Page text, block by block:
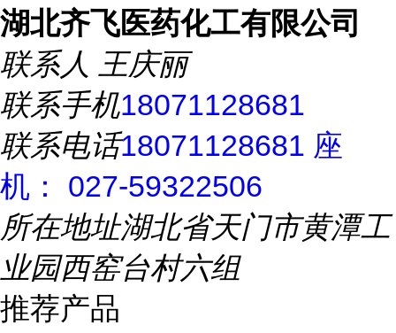
湖北齐飞医药化工有限公司
联系人 王庆丽
联系手机18071128681
联系电话18071128681 座
机： 027-59322506
所在地址湖北省天门市黄潭工
业园西窑台村六组
推荐产品